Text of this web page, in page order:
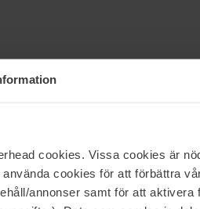
cookies. Vissa cookies är
cookies för att förbättra
annonser samt för att aktivera
100%